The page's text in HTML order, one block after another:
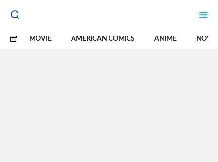
MOVIE AMERICAN COMICS ANIME